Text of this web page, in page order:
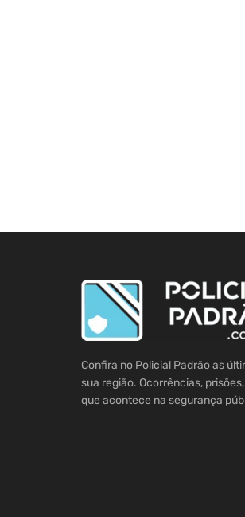
Confira no Policial Padrão as
sua região. Ocorrências,
que acontece na segurança